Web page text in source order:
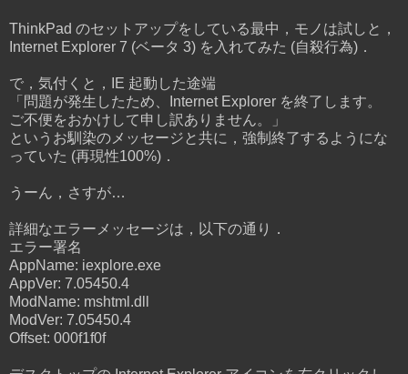
ThinkPad のセットアップをしている最中，モノは試しと，
Internet Explorer 7 (ベータ 3) を入れてみた (自殺行為)．
で，気付くと，IE 起動した途端
「問題が発生したため、Internet Explorer を終了します。
ご不便をおかけして申し訳ありません。」
というお馴染のメッセージと共に，強制終了するようにな
っていた (再現性100%)．
うーん，さすが…
詳細なエラーメッセージは，以下の通り．
エラー署名
AppName: iexplore.exe
AppVer: 7.05450.4
ModName: mshtml.dll
ModVer: 7.05450.4
Offset: 000f1f0f